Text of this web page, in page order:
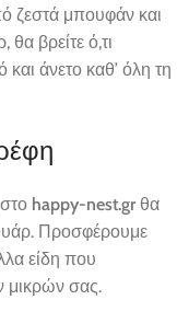
ζεστά μπουφάν και
βρείτε ό,τι
και άνετο καθ’ όλη τη
happy-nest.gr θα
Προσφέρουμε
είδη που
μικρών σας.